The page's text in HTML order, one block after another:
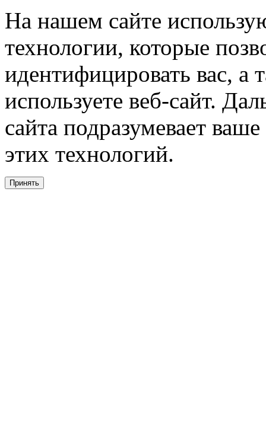
На нашем сайте
технологии, которые
идентифицировать вас, а
используете веб-сайт.
сайта подразумевает
этих технологий.
Принять